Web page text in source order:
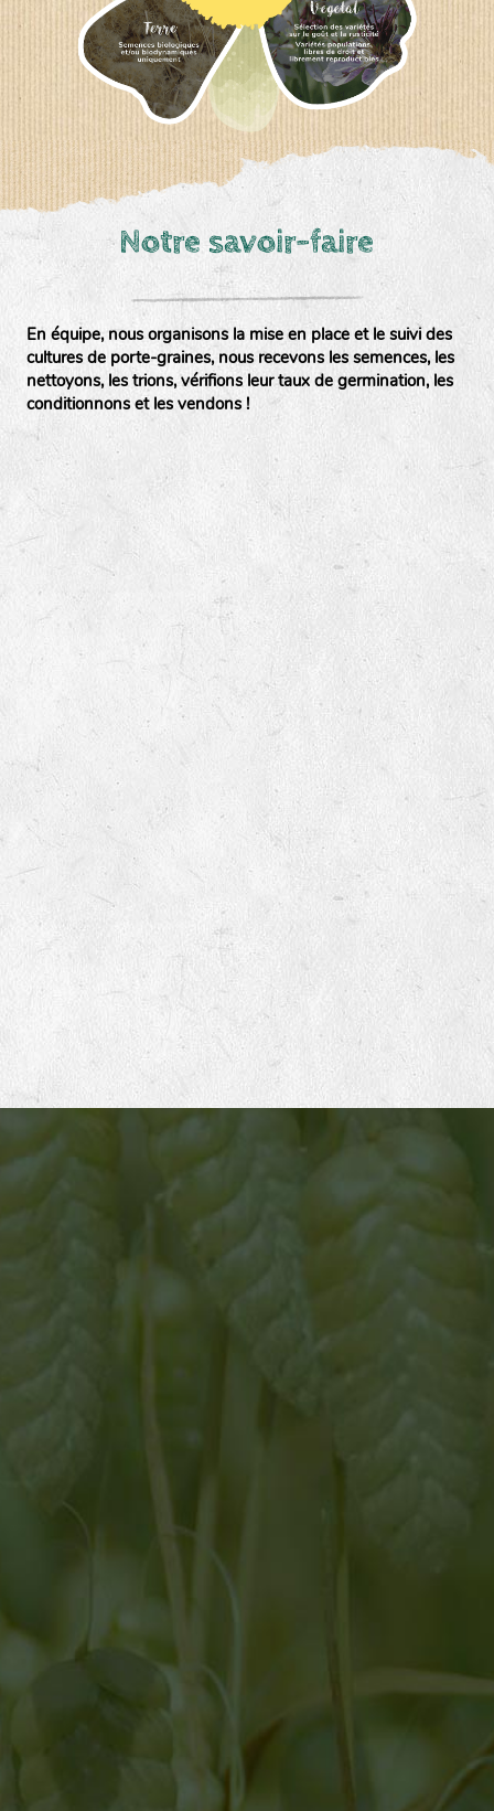
Notre savoir-faire
En équipe, nous organisons la mise en place et le suivi des
cultures de porte-graines, nous recevons les semences, les
nettoyons, les trions, vérifions leur taux de germination, les
conditionnons et les vendons !
ATELIER 1
Mise en place des productions de semences
Germinance travaille avec un réseau d’une cinquantaine
de productrices et producteurs français en agriculture
biologique, sur des petites fermes à taille humaine. Chaque
hiver nous établissons en concertation avec eux le
planning de nos productions pour les 2 années à venir.
Nous adaptons notre demande selon leurs souhaits et
leurs possibilités. Nous privilégions une relation d’égale à
égale, basée sur le respect, les échanges et l’entraide.
leur travail afin de pérenniser leur ferme et d’améliorer leur